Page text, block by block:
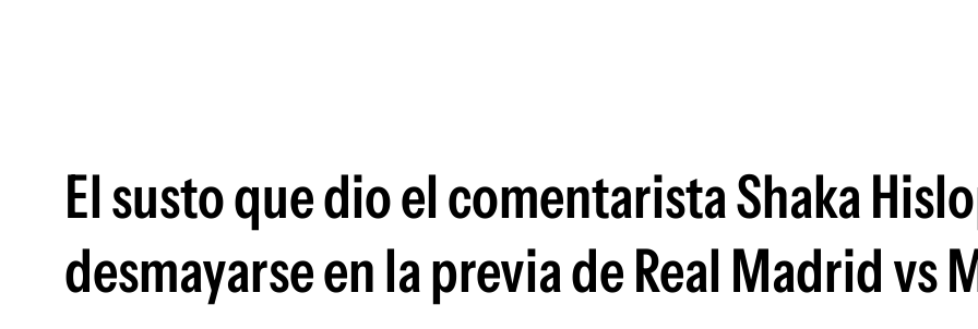
El susto que dio el comentarista Shaka
desmayarse en la previa de Real Madrid vs